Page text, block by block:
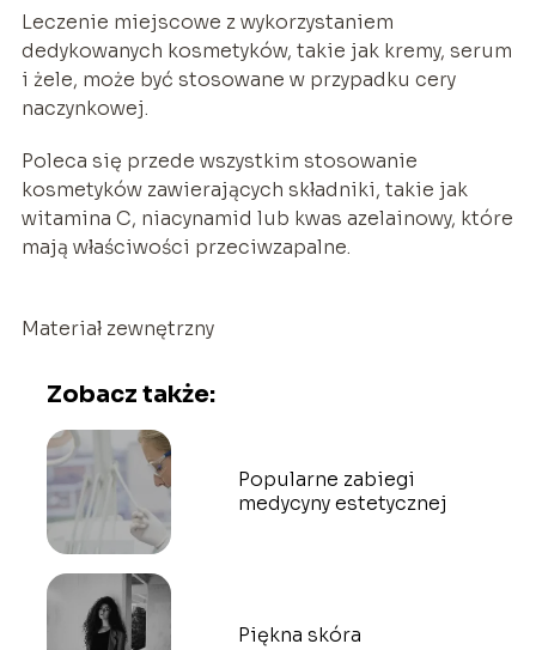
Leczenie miejscowe z wykorzystaniem
dedykowanych kosmetyków, takie jak kremy, serum
i żele, może być stosowane w przypadku cery
naczynkowej.
Poleca się przede wszystkim stosowanie
kosmetyków zawierających składniki, takie jak
witamina C, niacynamid lub kwas azelainowy, które
mają właściwości przeciwzapalne.
Materiał zewnętrzny
Zobacz także:
Popularne zabiegi
medycyny estetycznej
Piękna skóra